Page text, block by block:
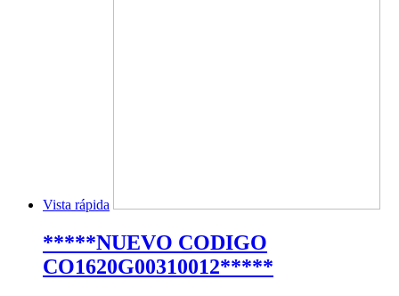
Vista rápida
*****NUEVO CODIGO
CO1620G00310012*****